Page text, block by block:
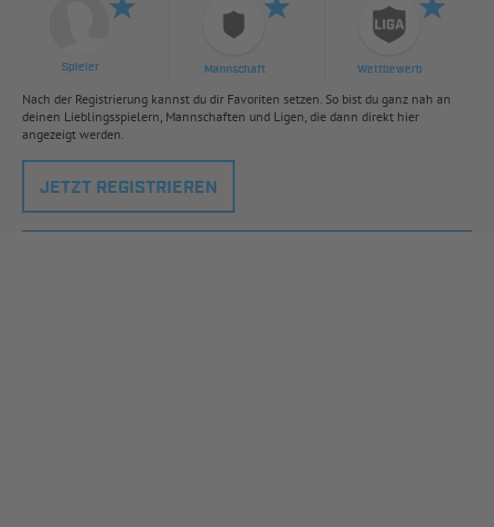
Spieler Mannschaft Wettbewerb
Nach der Registrierung kannst du dir Favoriten setzen. So bist du ganz nah an
deinen Lieblingsspielern, Mannschaften und Ligen, die dann direkt hier
angezeigt werden.
JETZT REGISTRIEREN